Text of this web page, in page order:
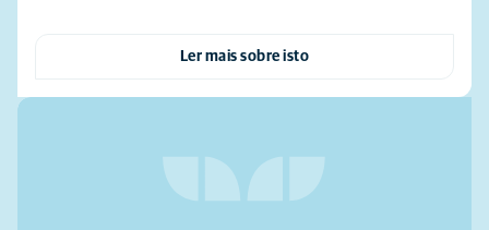
Ler mais sobre isto